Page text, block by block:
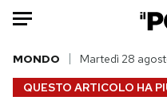
HOME
QUESTO ARTICOLO HA
MONDO Martedì 28